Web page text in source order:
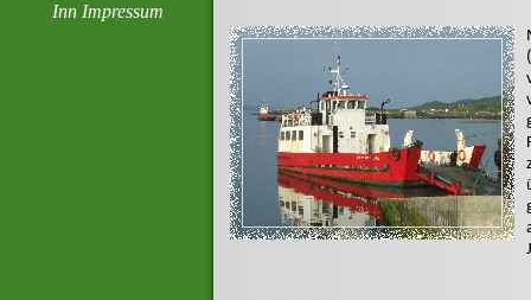
Inn Impressum